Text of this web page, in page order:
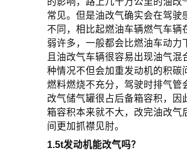
常见。但是油改气确实会在驾驶
不同，相比起燃油车辆燃气车辆
弱许多，一般都会比燃油车动力
且油改气车辆很容易出现油气混
种情况不但会加重发动机的积碳
燃料燃烧不充分，驾驶时排气管
改气储气罐很占后备箱容积，因
箱容积本来就不大，改完油改气
间更加抓襟见肘。
1.5t发动机能改气吗？